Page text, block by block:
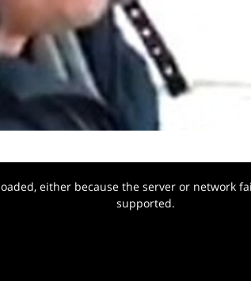
either because the server or network
supported.